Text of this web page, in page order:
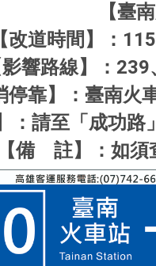
【臺
【改道時間】：
影響路線】：
停靠】：臺南火
：請至「成功路」
【備 註】：如